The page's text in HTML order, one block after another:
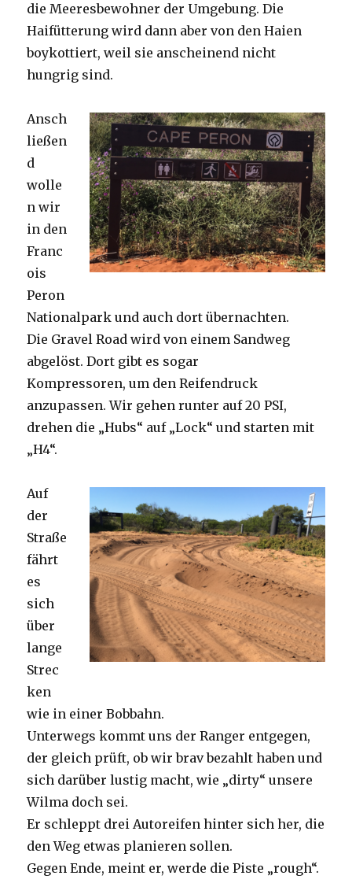
die Meeresbewohner der Umgebung. Die
Haifütterung wird dann aber von den Haien
boykottiert, weil sie anscheinend nicht
hungrig sind.
Ansch
ließen
d
wolle
n wir
in den
Franc
ois
Peron
Nationalpark und auch dort übernachten.
Die Gravel Road wird von einem Sandweg
abgelöst. Dort gibt es sogar
Kompressoren, um den Reifendruck
anzupassen. Wir gehen runter auf 20 PSI,
drehen die „Hubs“ auf „Lock“ und starten mit
„H4“.
Auf
der
Straße
fährt
es
sich
über
lange
Strec
ken
wie in einer Bobbahn.
Unterwegs kommt uns der Ranger entgegen,
der gleich prüft, ob wir brav bezahlt haben und
sich darüber lustig macht, wie „dirty“ unsere
Wilma doch sei.
Er schleppt drei Autoreifen hinter sich her, die
den Weg etwas planieren sollen.
Gegen Ende, meint er, werde die Piste „rough“.